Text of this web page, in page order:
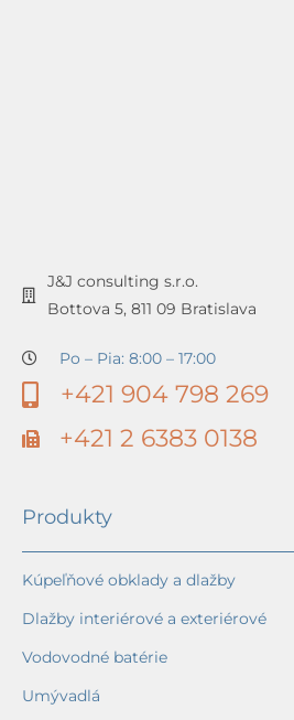
J&J consulting s.r.o.
Bottova 5, 811 09 Bratislava
Po – Pia: 8:00 – 17:00
+421 904 798 269
+421 2 6383 0138
Produkty
Kúpeľňové obklady a dlažby
Dlažby interiérové a exteriérové
Vodovodné batérie
Umývadlá